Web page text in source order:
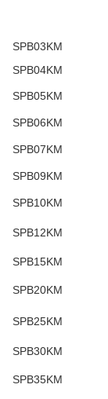
SPB03KM
SPB04KM
SPB05KM
SPB06KM
SPB07KM
SPB09KM
SPB10KM
SPB12KM
SPB15KM
SPB20KM
SPB25KM
SPB30KM
SPB35KM